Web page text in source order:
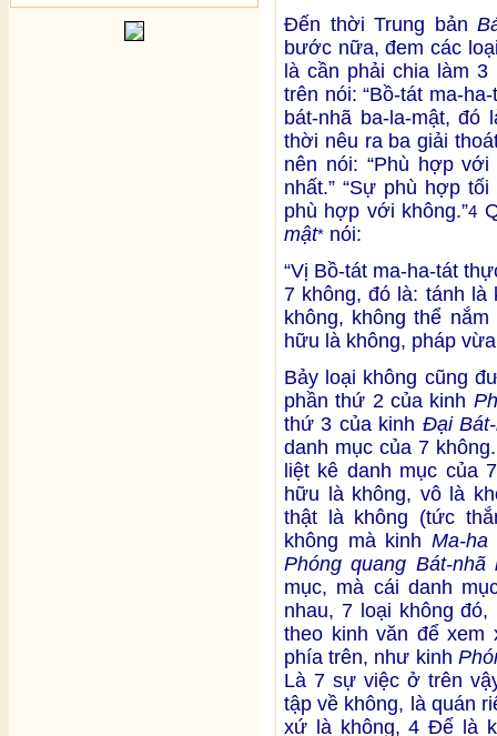
Đến thời Trung bản
bước nữa, đem các
là cần phải chia làm
trên nói: “Bồ-tát ma-
bát-nhã ba-la-mật, đó
thời nêu ra ba giải
nên nói: “Phù hợp
nhất.” “Sự phù hợp
phù hợp với không.”4
mật* nói:
“Vị Bồ-tát ma-ha-tát
7 không, đó là: tánh
không, không thể
hữu là không, pháp
Bảy loại không cũng
phần thứ 2 của kinh
thứ 3 của kinh Đại
danh mục của 7
liệt kê danh mục của
hữu là không, vô là
thật là không (tức
không mà kinh Ma-
Phóng quang Bát-nhã
mục, mà cái danh
nhau, 7 loại không
theo kinh văn để
phía trên, như kinh
Là 7 sự việc ở trên
tập về không, là quán
xứ là không, 4 Đế là